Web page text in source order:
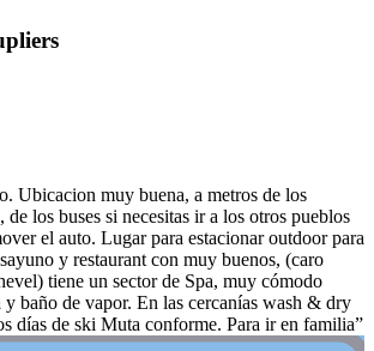
Ubicacion muy buena, a metros de los
de los buses si necesitas ir a los otros pueblos
el auto. Lugar para estacionar outdoor para
y restaurant con muy buenos, (caro
tiene un sector de Spa, muy cómodo
y baño de vapor. En las cercanías wash & dry
días de ski Muta conforme. Para ir en familia”